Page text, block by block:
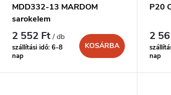
MDD332-13 MARDOM
sarokelem
2 552 Ft/ db
szállítási idő: 6-8
nap
KOSÁRBA
P20
2
nap